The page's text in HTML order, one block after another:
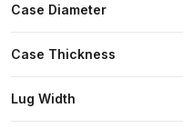
Case Diameter
Case Thickness
Lug Width